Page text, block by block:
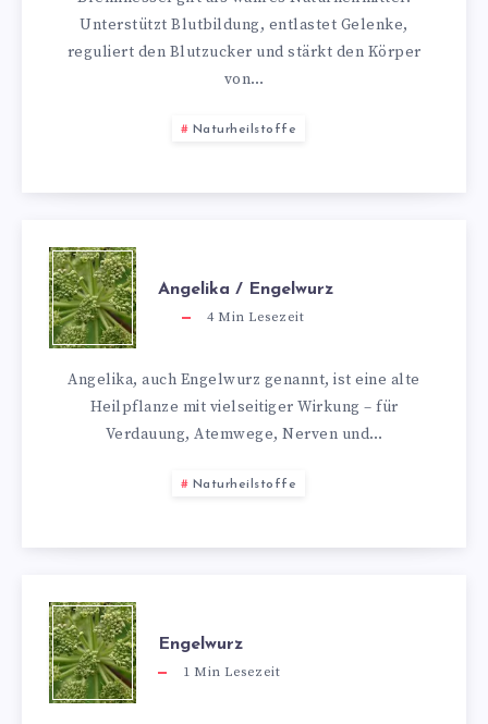
Unterstützt Blutbildung, entlastet Gelenke,
reguliert den Blutzucker und stärkt den Körper
von…
Naturheilstoffe
Angelika / Engelwurz
4Min Lesezeit
Angelika, auch Engelwurz genannt, ist eine alte
Heilpflanze mit vielseitiger Wirkung – für
Verdauung, Atemwege, Nerven und…
Naturheilstoffe
Engelwurz
1 Min Lesezeit